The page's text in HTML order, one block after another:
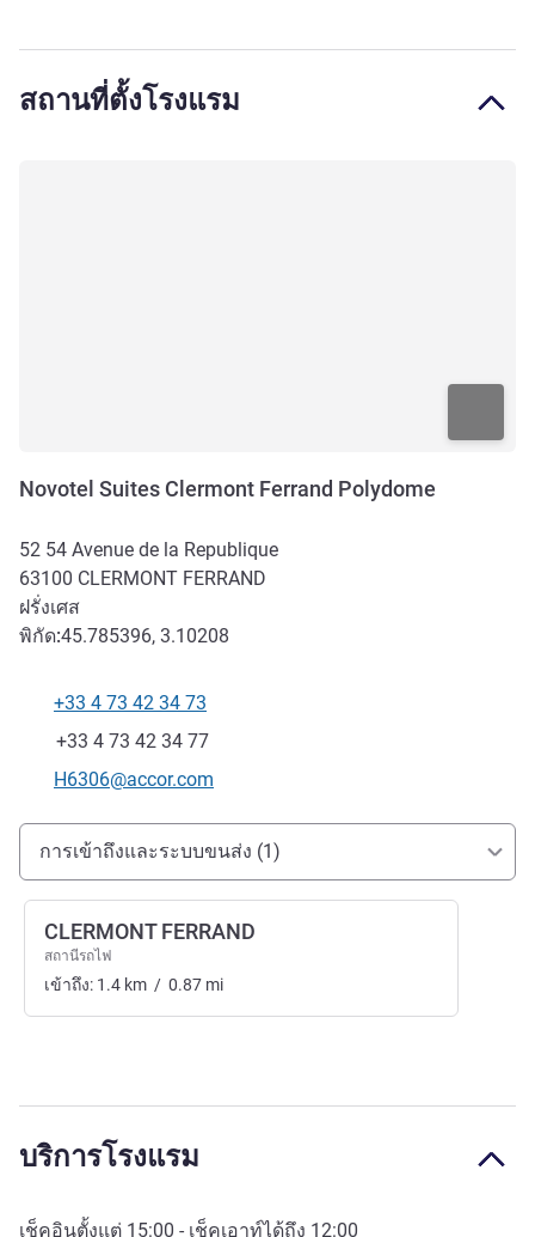
สถานที่ตั้งโรงแรม
Novotel Suites Clermont Ferrand Polydome
52 54 Avenue de la Republique
63100 CLERMONT FERRAND
ฝรั่งเศส
พิกัด:45.785396, 3.10208
โทรศัพท์
+33 4 73 42 34 73
แฟกซ์
+33 4 73 42 34 77
อีเมลติดต่อ
H6306@accor.com
การเข้าถึงและการเดินทาง
การเข้าถึงและระบบขนส่ง (1)
CLERMONT FERRAND
สถานีรถไฟ
เข้าถึง: 1.4 km / 0.87 mi
บริการโรงแรม
เช็คอินตั้งแต่ 15:00 - เช็คเอาท์ได้ถึง 12:00